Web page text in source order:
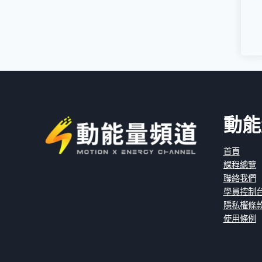
動
首頁
課程總覽
聯絡我們
學員控制
隱私權條
使用條例